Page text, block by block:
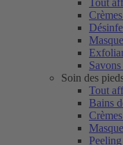
Tout
Soin des
Tout
Bains